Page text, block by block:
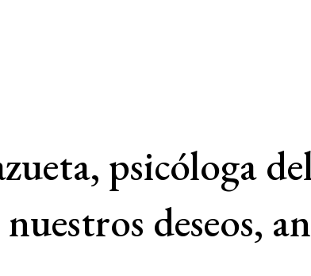
psicóloga
deseos,